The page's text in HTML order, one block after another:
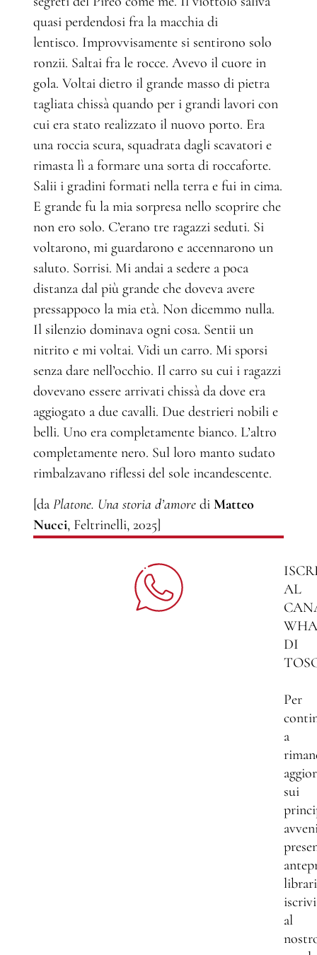
quasi perdendosi fra la macchia di
lentisco. Improvvisamente si sentirono solo
ronzii. Saltai fra le rocce. Avevo il cuore in
gola. Voltai dietro il grande masso di pietra
tagliata chissà quando per i grandi lavori con
cui era stato realizzato il nuovo porto. Era
una roccia scura, squadrata dagli scavatori e
rimasta lì a formare una sorta di roccaforte.
Salii i gradini formati nella terra e fui in cima.
E grande fu la mia sorpresa nello scoprire che
non ero solo. C’erano tre ragazzi seduti. Si
voltarono, mi guardarono e accennarono un
saluto. Sorrisi. Mi andai a sedere a poca
distanza dal più grande che doveva avere
pressappoco la mia età. Non dicemmo nulla.
Il silenzio dominava ogni cosa. Sentii un
nitrito e mi voltai. Vidi un carro. Mi sporsi
senza dare nell’occhio. Il carro su cui i ragazzi
dovevano essere arrivati chissà da dove era
aggiogato a due cavalli. Due destrieri nobili e
belli. Uno era completamente bianco. L’altro
completamente nero. Sul loro manto sudato
rimbalzavano riflessi del sole incandescente.
[da Platone. Una storia d’amore di Matteo
Nucci, Feltrinelli, 2025]
AL
DI
Per
a
sui
al